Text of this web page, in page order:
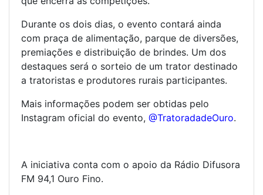
Durante os dois dias, o evento contará ainda
com praça de alimentação, parque de diversões,
premiações e distribuição de brindes. Um dos
destaques será o sorteio de um trator destinado
a tratoristas e produtores rurais participantes.
Mais informações podem ser obtidas pelo
Instagram oficial do evento, @TratoradadeOuro.
A iniciativa conta com o apoio da Rádio Difusora
FM 94,1 Ouro Fino.